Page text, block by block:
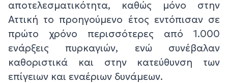
αποτελεσματικότητα, καθώς μόνο στην
Αττική το προηγούμενο έτος εντόπισαν σε
πρώτο χρόνο περισσότερες από 1.000
ενάρξεις πυρκαγιών, ενώ συνέβαλαν
καθοριστικά και στην κατεύθυνση των
επίγειων και εναέριων δυνάμεων.